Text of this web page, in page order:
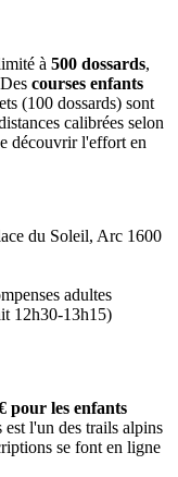
à 500 dossards,
courses enfants
(100 dossards) sont
calibrées selon
découvrir l'effort en
du Soleil, Arc 1600
adultes
12h30-13h15)
pour les enfants
l'un des trails alpins
se font en ligne